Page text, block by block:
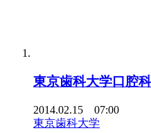
東京歯科大学口腔
2014.02.15 07:00
東京歯科大学